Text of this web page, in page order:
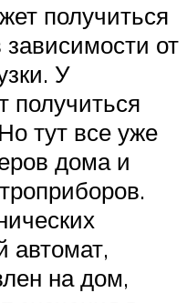
получиться
зависимости от
У
получиться
тут все уже
дома и
автомат,
на дом,